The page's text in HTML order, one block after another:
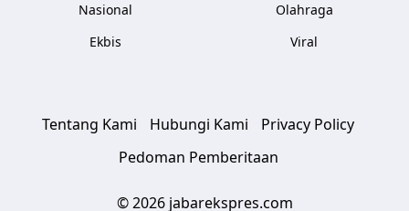
Nasional
Ekbis
Olahraga
Viral
Tentang Kami Hubungi Kami
Privacy Policy
Pedoman Pemberitaan
© 2026 jabarekspres.com